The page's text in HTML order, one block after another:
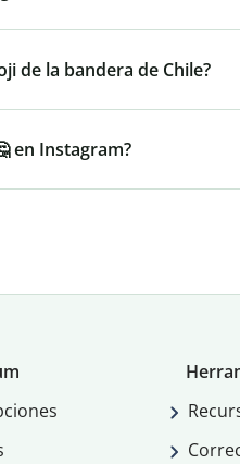
de la bandera de Chile?
en Instagram?